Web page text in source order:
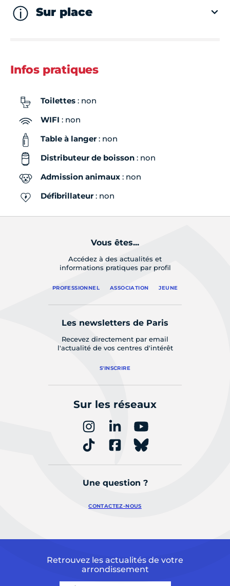
Sur place
Infos pratiques
Toilettes : non
WIFI : non
Table à langer: non
Distributeur de boisson : non
Admission animaux : non
Défibrillateur: non
Vous êtes...
Accédez à des actualités et
informations pratiques par profil
PROFESSIONNEL ASSOCIATION JEUNE
Les newsletters de Paris
Recevez directement par email
l'actualité de vos centres d'intérêt
S'INSCRIRE
Sur les réseaux
Une question ?
CONTACTEZ-NOUS
Retrouvez les actualités de votre
arrondissement